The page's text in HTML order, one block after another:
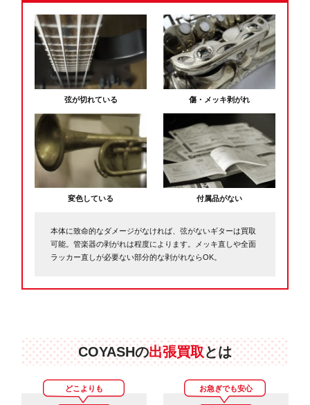
弦が切れている 傷・メッキ剥がれ
変色している 付属品がない
本体に致命的なダメージがなければ、弦がないギターは買取
可能。管楽器の剥がれは程度によります。メッキ直しや全面
ラッカー直しが必要ない部分的な剥がれならOK。
COYASHの出張買取とは
どこよりも お急ぎでも安心